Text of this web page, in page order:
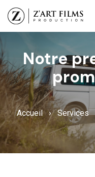
Notre
Accueil › Services